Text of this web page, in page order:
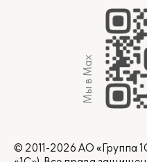
Мы в Max
© 2011-2026 АО «Группа